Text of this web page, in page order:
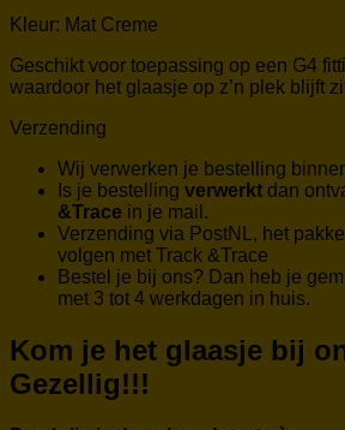
Kleur: Mat Creme
Geschikt voor toepassing op een G4
waardoor het glaasje op z’n plek blijft
Verzending
Wij verwerken je bestelling
Is je bestelling verwerkt dan
&Trace in je mail.
Verzending via PostNL, het
volgen met Track &Trace
Bestel je bij ons? Dan heb je
met 3 tot 4 werkdagen in huis.
Kom je het glaasje bij
Gezellig!!!